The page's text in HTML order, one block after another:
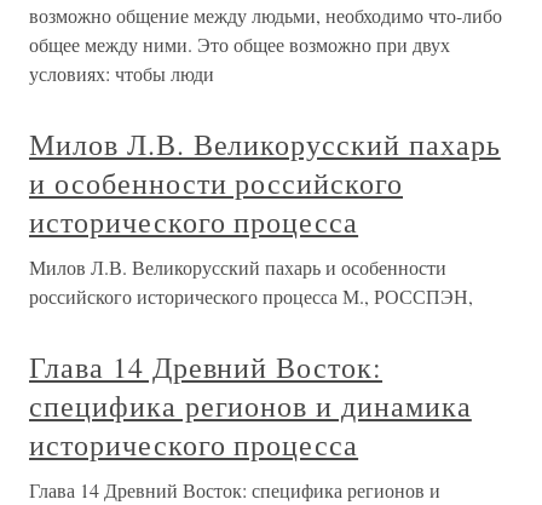
возможно общение между людьми, необходимо что-либо
общее между ними. Это общее возможно при двух
условиях: чтобы люди
Милов Л.В. Великорусский пахарь
и особенности российского
исторического процесса
Милов Л.В. Великорусский пахарь и особенности
российского исторического процесса М., РОССПЭН,
Глава 14 Древний Восток:
специфика регионов и динамика
исторического процесса
Глава 14 Древний Восток: специфика регионов и